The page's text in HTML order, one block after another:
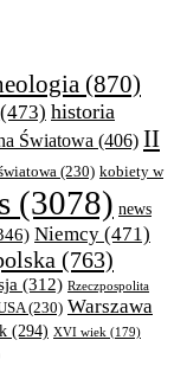
(870)
(473) historia
Światowa (406) II
(230) kobiety w
(3078) news
Niemcy (471)
(763)
(312) Rzeczpospolita
(230) Warszawa
(294) XVI wiek (179)